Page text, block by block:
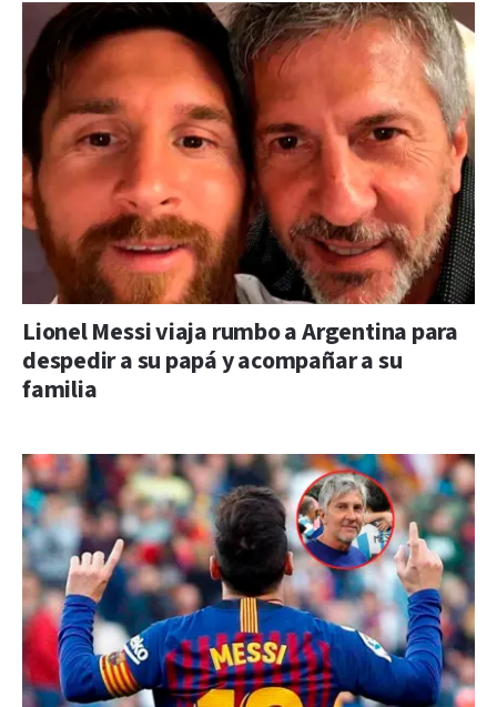
Lionel Messi viaja rumbo a Argentina para
despedir a su papá y acompañar a su
familia